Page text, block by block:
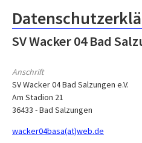
SV Wacker 04 Bad
Anschrift
SV Wacker 04 Bad Salzungen e.V.
Am Stadion 21
36433 - Bad Salzungen
wacker04basa(at)web.de